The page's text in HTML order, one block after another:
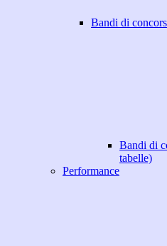
Bandi di
Bandi di
tabelle)
Performance